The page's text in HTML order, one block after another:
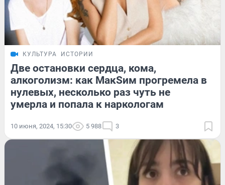
КУЛЬТУРА ИСТОРИИ
Две остановки сердца, кома,
алкоголизм: как МакSим прогремела в
нулевых, несколько раз чуть не
умерла и попала к наркологам
10 июня, 2024, 15:30 5 988 3